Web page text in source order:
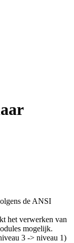
de ANSI
het verwerken van
mogelijk.
3 -> niveau 1)